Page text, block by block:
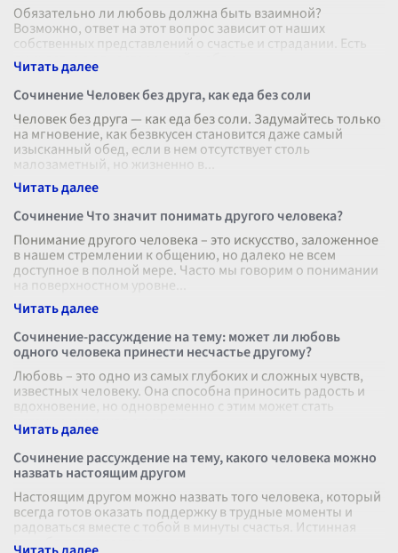
Обязательно ли любовь должна быть взаимной?
Возможно, ответ на этот вопрос зависит от наших
собственных представлений о счастье и страдании. Есть
ли счастье в односторонней любви,
Сочинение Человек без друга, как еда без соли
Человек без друга — как еда без соли. Задумайтесь только
на мгновение, как безвкусен становится даже самый
изысканный обед, если в нем отсутствует столь
малозаметный, но жизненно в
Сочинение Что значит понимать другого человека?
Понимание другого человека – это искусство, заложенное
в нашем стремлении к общению, но далеко не всем
доступное в полной мере. Часто мы говорим о понимании
на поверхностном уровне
Сочинение-рассуждение на тему: может ли любовь
одного человека принести несчастье другому?
Любовь – это одно из самых глубоких и сложных чувств,
известных человеку. Она способна приносить радость и
вдохновение, но одновременно с этим может стать
источником печали и страд
Сочинение рассуждение на тему, какого человека можно
назвать настоящим другом
Настоящим другом можно назвать того человека, который
всегда готов оказать поддержку в трудные моменты и
радоваться вместе с тобой в минуты счастья. Истинная
дружба проверяется не